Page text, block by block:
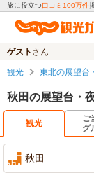
旅に役立つ口コミ100万件
ゲスト さん
観光 東北の展望台
秋田の展望台・
観光
ご
グ
秋田